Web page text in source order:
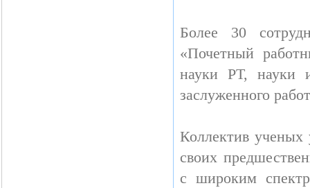
Более 30
«Почетный
науки РТ, науки
заслуженного
Коллектив ученых
своих
с широким